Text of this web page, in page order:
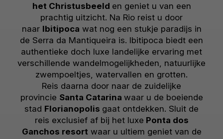
het Christusbeeld en geniet u van een
prachtig uitzicht. Na Rio reist u door
naar Ibitipoca wat nog een stukje paradijs in
de Serra da Mantiqueira is. Ibitipoca biedt een
authentieke doch luxe landelijke ervaring met
verschillende wandelmogelijkheden, natuurlijke
zwempoeltjes, watervallen en grotten.
Reis daarna door naar de zuidelijke
provincie Santa Catarina waar u de boeiende
stad Florianopolis gaat ontdekken. Sluit de
reis exclusief af bij het luxe Ponta dos
Ganchos resort waar u ultiem geniet van de